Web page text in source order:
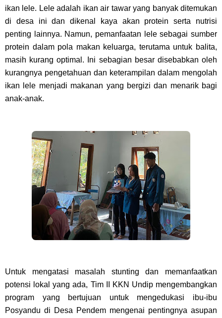
ikan lele. Lele adalah ikan air tawar yang banyak ditemukan
di desa ini dan dikenal kaya akan protein serta nutrisi
penting lainnya. Namun, pemanfaatan lele sebagai sumber
protein dalam pola makan keluarga, terutama untuk balita,
masih kurang optimal. Ini sebagian besar disebabkan oleh
kurangnya pengetahuan dan keterampilan dalam mengolah
ikan lele menjadi makanan yang bergizi dan menarik bagi
anak-anak.
Untuk mengatasi masalah stunting dan memanfaatkan
potensi lokal yang ada, Tim II KKN Undip mengembangkan
program yang bertujuan untuk mengedukasi ibu-ibu
Posyandu di Desa Pendem mengenai pentingnya asupan